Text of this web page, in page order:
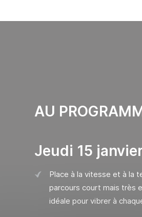
AU
Jeudi 15
Place à la vitesse et à la
parcours court mais très
idéale pour vibrer à